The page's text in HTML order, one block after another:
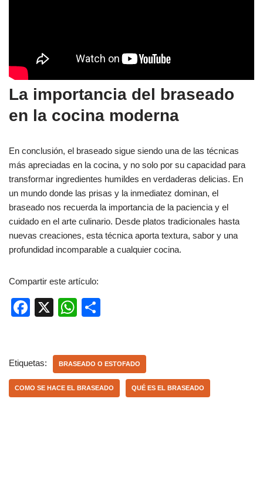
La importancia del braseado
en la cocina moderna
En conclusión, el braseado sigue siendo una de las técnicas
más apreciadas en la cocina, y no solo por su capacidad para
transformar ingredientes humildes en verdaderas delicias. En
un mundo donde las prisas y la inmediatez dominan, el
braseado nos recuerda la importancia de la paciencia y el
cuidado en el arte culinario. Desde platos tradicionales hasta
nuevas creaciones, esta técnica aporta textura, sabor y una
profundidad incomparable a cualquier cocina.
Compartir este artículo:
F
e
b
o
X
W
s
A
p
p
ar
tir
Etiquetas: BRASEADO O ESTOFADO
COMO SE HACE EL BRASEADO QUÉ ES EL BRASEADO